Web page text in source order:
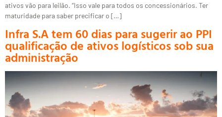
ativos vão para leilão. “Isso vale para todos os concessionários. Ter
maturidade para saber precificar o […]
Infra S.A tem 60 dias para sugerir ao PPI
qualificação de ativos logísticos sob sua
administração